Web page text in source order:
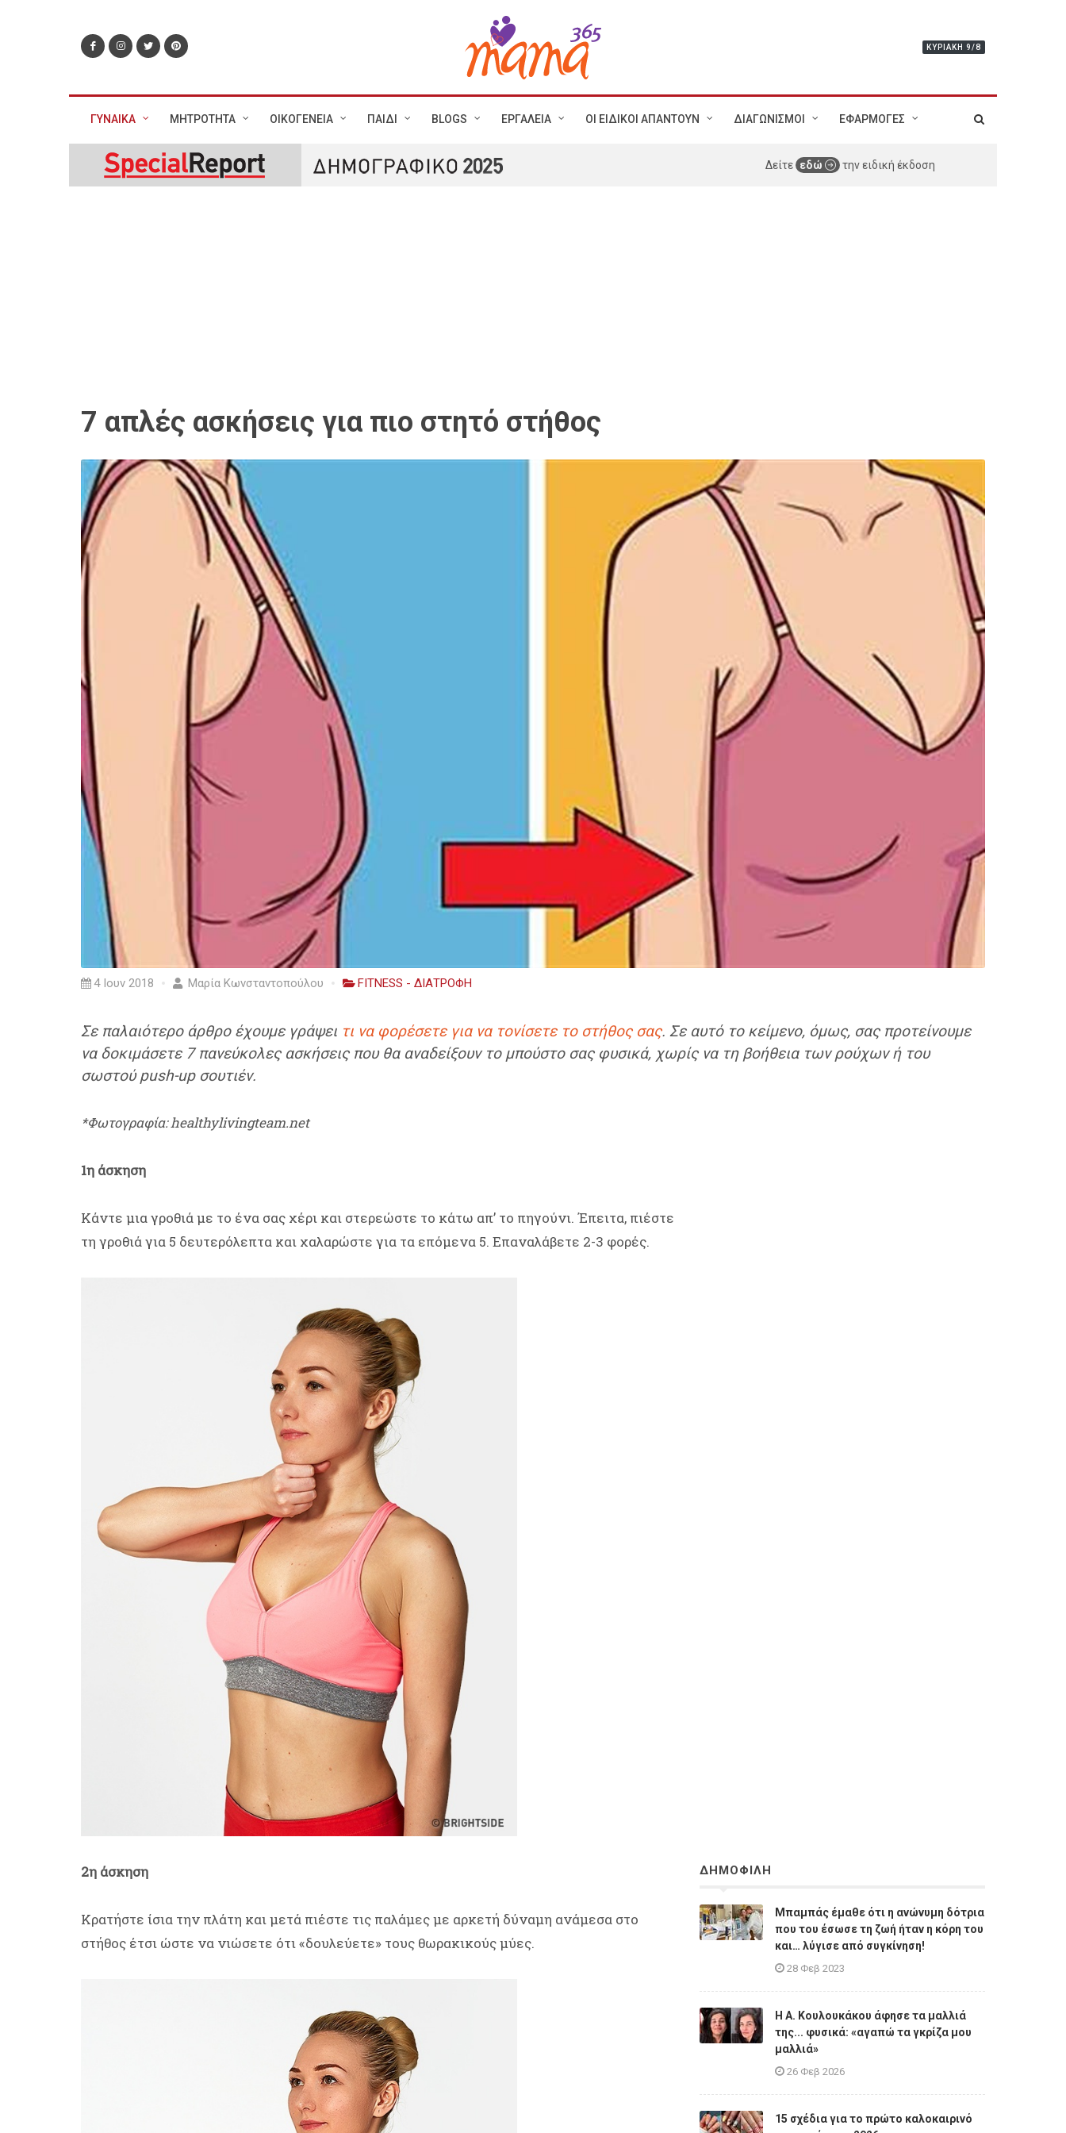
ΚΥΡΙΑΚΉ 9/8
ΓΥΝΑΙΚΑ ΜΗΤΡΟΤΗΤΑ ΟΙΚΟΓΕΝΕΙΑ ΠΑΙΔΙ BLOGS ΕΡΓΑΛΕΙΑ ΟΙ ΕΙΔΙΚΟΙ ΑΠΑΝΤΟΥΝ ΔΙΑΓΩΝΙΣΜΟΙ ΕΦΑΡΜΟΓΕΣ
Δείτε εδώ την ειδική έκδοση
7 απλές ασκήσεις για πιο στητό στήθος
4 Ιουν 2018 Μαρία Κωνσταντοπούλου FITNESS - ΔΙΑΤΡΟΦΗ
Σε παλαιότερο άρθρο έχουμε γράψει τι να φορέσετε για να τονίσετε το στήθος σας. Σε αυτό το κείμενο, όμως, σας προτείνουμε
να δοκιμάσετε 7 πανεύκολες ασκήσεις που θα αναδείξουν το μπούστο σας φυσικά, χωρίς να τη βοήθεια των ρούχων ή του
σωστού push-up σουτιέν.
*Φωτογραφία: healthylivingteam.net
1η άσκηση
Κάντε μια γροθιά με το ένα σας χέρι και στερεώστε το κάτω απ’ το πηγούνι. Έπειτα, πιέστε
τη γροθιά για 5 δευτερόλεπτα και χαλαρώστε για τα επόμενα 5. Επαναλάβετε 2-3 φορές.
2η άσκηση
Κρατήστε ίσια την πλάτη και μετά πιέστε τις παλάμες με αρκετή δύναμη ανάμεσα στο
στήθος έτσι ώστε να νιώσετε ότι «δουλεύετε» τους θωρακικούς μύες.
ΔΗΜΟΦΙΛΗ
Μπαμπάς έμαθε ότι η ανώνυμη δότρια
που του έσωσε τη ζωή ήταν η κόρη του
και… λύγισε από συγκίνηση!
28 Φεβ 2023
Η A. Κουλουκάκου άφησε τα μαλλιά
της... φυσικά: «αγαπώ τα γκρίζα μου
μαλλιά»
26 Φεβ 2026
15 σχέδια για το πρώτο καλοκαιρινό